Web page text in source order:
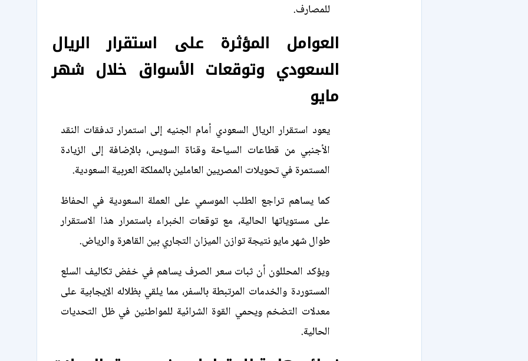
للمصارف.
العوامل المؤثرة على استقرار الريال
السعودي وتوقعات الأسواق خلال شهر
مايو
يعود استقرار الريال السعودي أمام الجنيه إلى استمرار تدفقات النقد
الأجنبي من قطاعات السياحة وقناة السويس، بالإضافة إلى الزيادة
المستمرة في تحويلات المصريين العاملين بالمملكة العربية السعودية.
كما يساهم تراجع الطلب الموسمي على العملة السعودية في الحفاظ
على مستوياتها الحالية، مع توقعات الخبراء باستمرار هذا الاستقرار
طوال شهر مايو نتيجة توازن الميزان التجاري بين القاهرة والرياض.
ويؤكد المحللون أن ثبات سعر الصرف يساهم في خفض تكاليف السلع
المستوردة والخدمات المرتبطة بالسفر، مما يلقي بظلاله الإيجابية على
معدلات التضخم ويحمي القوة الشرائية للمواطنين في ظل التحديات
الحالية.